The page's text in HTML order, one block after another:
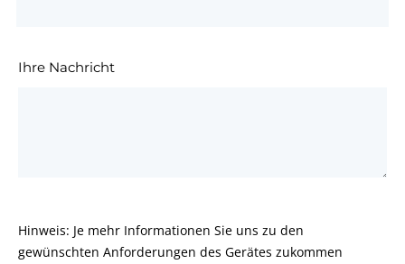
Ihre Nachricht
Hinweis: Je mehr Informationen Sie uns zu den
gewünschten Anforderungen des Gerätes zukommen